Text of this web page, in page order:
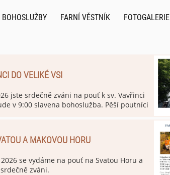
BOHOSLUŽBY FARNÍ VĚSTNÍK FOTOGALERIE
DO VELIKÉ VSI
jste srdečně zváni na pouť k sv. Vavřinci
v 9:00 slavena bohoslužba. Pěší poutníci
A MAKOVOU HORU
se vydáme na pouť na Svatou Horu a
zváni.